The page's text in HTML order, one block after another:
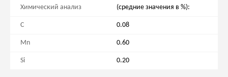
Химический анализ (средние значения в %):
C 0.08
Mn 0.60
Si 0.20